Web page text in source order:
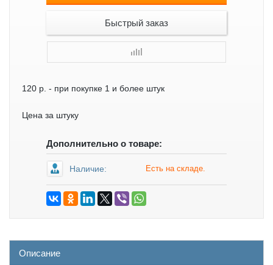
Быстрый заказ
120 р. - при покупке 1 и более штук
Цена за штуку
Дополнительно о товаре:
Наличие: Есть на складе.
Описание